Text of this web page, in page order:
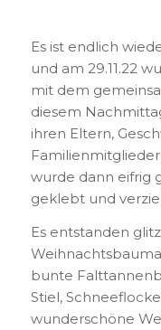
Es ist endlich
und am 29.11.22
mit dem
diesem
ihren Eltern,
wurde dann eifrig
geklebt und
Es entstanden
bunte
Stiel,
wunderschöne